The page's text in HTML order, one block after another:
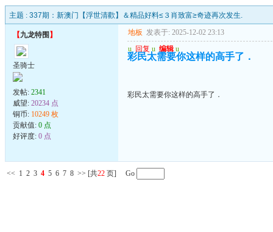
主题 : 337期：新澳门【浮世清歡】＆精品好料≤３肖致富≥奇迹再次发生.
【九龙特围 】
圣骑士
发帖: 2341
威望: 20234 点
铜币: 10249 枚
贡献值: 0 点
好评度: 0 点
地板 发表于: 2025-12-02 23:13
u 回复 u 编辑 u
彩民太需要你这样的高手了．
彩民太需要你这样的高手了．
<< 1 2 3 4 5 6 7 8 >> [共22 页] Go